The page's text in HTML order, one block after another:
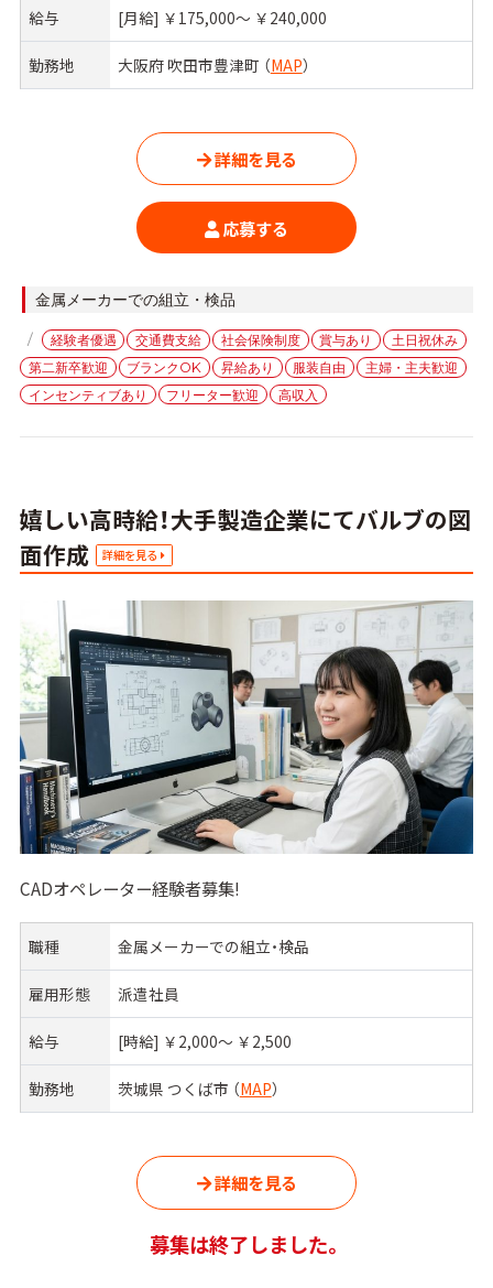
給与 [月給] ￥175,000〜 ￥240,000
勤務地 大阪府 吹田市豊津町 （MAP）
詳細を見る
応募する
ゴ
リ
ー
金属メーカーでの組立・検品
タ
グ
経験者優遇 交通費支給 社会保険制度 賞与あり
土日祝休み
第二新卒歓迎
ブランクOK 昇給あり 服装自由
主婦・主夫歓迎
インセンティブあり
フリーター歓迎 高収入
嬉しい高時給！大手製造企業にてバルブの図
面作成
詳細を見る
CADオペレーター経験者募集!
職種 金属メーカーでの組立・検品
雇用形態 派遣社員
給与 [時給] ￥2,000〜 ￥2,500
勤務地 茨城県 つくば市 （MAP）
詳細を見る
募集は終了しました。